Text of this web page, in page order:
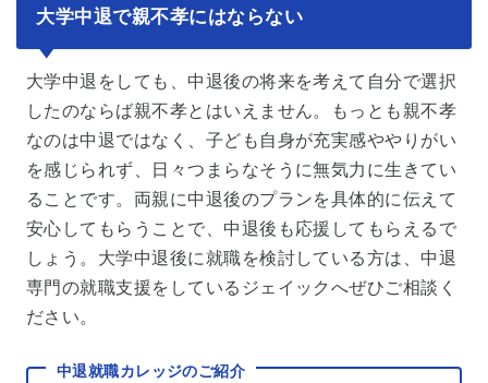
大学中退で親不孝にはならない
大学中退をしても、中退後の将来を考えて自分で選択
したのならば親不孝とはいえません。もっとも親不孝
なのは中退ではなく、子ども自身が充実感ややりがい
を感じられず、日々つまらなそうに無気力に生きてい
ることです。両親に中退後のプランを具体的に伝えて
安心してもらうことで、中退後も応援してもらえるで
しょう。大学中退後に就職を検討している方は、中退
専門の就職支援をしているジェイックへぜひご相談く
ださい。
中退就職カレッジのご紹介